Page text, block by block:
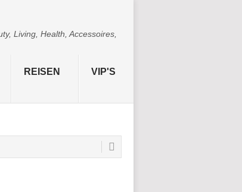
Living, Health, Accessoires,
REISEN VIP'S